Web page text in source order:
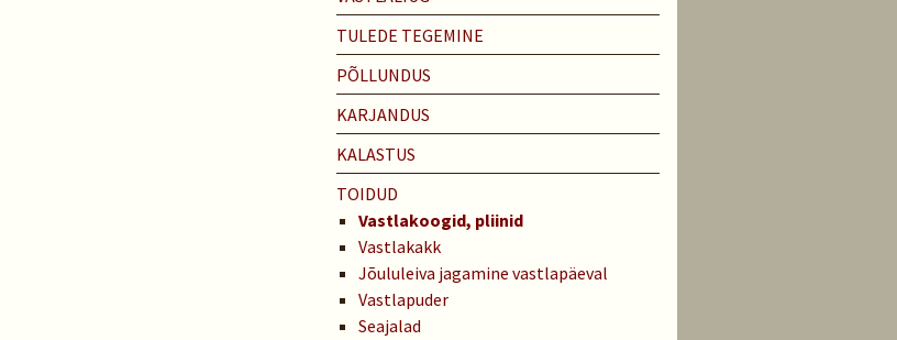
TULEDE TEGEMINE
PÕLLUNDUS
KARJANDUS
KALASTUS
TOIDUD
Vastlakoogid, pliinid
Vastlakakk
Jõululeiva jagamine vastlapäeval
Vastlapuder
Seajalad